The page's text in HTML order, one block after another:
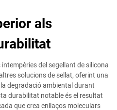
als
del segellant de silicona
solucions de sellat, oferint una
degradació ambiental durant
durabilitat notable és el resultat
que crea enllaços moleculars